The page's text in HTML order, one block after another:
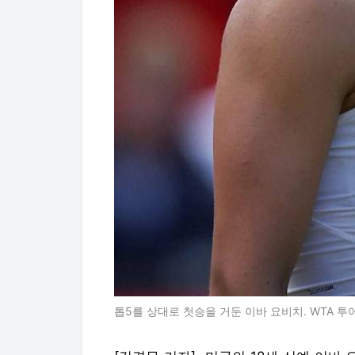
톱5를 상대로 첫승을 거둔 이바 요비치. WTA 투